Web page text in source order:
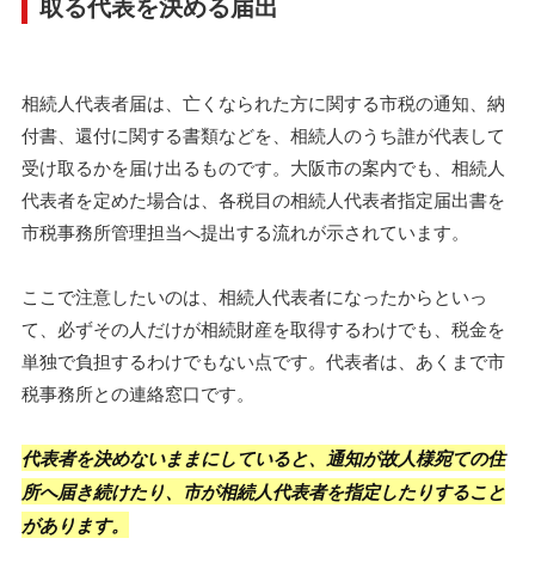
相続人代表者届は、亡くなられた方に関する市税の通知、納
付書、還付に関する書類などを、相続人のうち誰が代表して
受け取るかを届け出るものです。大阪市の案内でも、相続人
代表者を定めた場合は、各税目の相続人代表者指定届出書を
市税事務所管理担当へ提出する流れが示されています。
ここで注意したいのは、相続人代表者になったからといっ
て、必ずその人だけが相続財産を取得するわけでも、税金を
単独で負担するわけでもない点です。代表者は、あくまで市
税事務所との連絡窓口です。
代表者を決めないままにしていると、通知が故人様宛ての住
所へ届き続けたり、市が相続人代表者を指定したりすること
があります。